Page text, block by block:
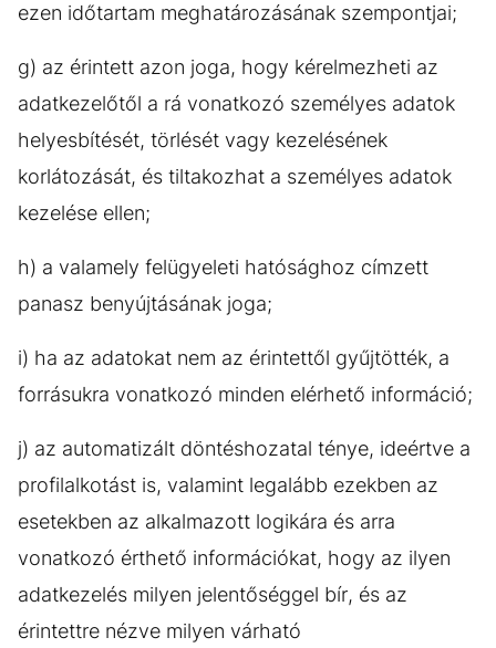
ezen időtartam meghatározásának szempontjai;
g) az érintett azon joga, hogy kérelmezheti az
adatkezelőtől a rá vonatkozó személyes adatok
helyesbítését, törlését vagy kezelésének
korlátozását, és tiltakozhat a személyes adatok
kezelése ellen;
h) a valamely felügyeleti hatósághoz címzett
panasz benyújtásának joga;
i) ha az adatokat nem az érintettől gyűjtötték, a
forrásukra vonatkozó minden elérhető információ;
j) az automatizált döntéshozatal ténye, ideértve a
profilalkotást is, valamint legalább ezekben az
esetekben az alkalmazott logikára és arra
vonatkozó érthető információkat, hogy az ilyen
adatkezelés milyen jelentőséggel bír, és az
érintettre nézve milyen várható